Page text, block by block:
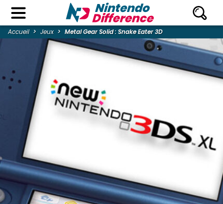
Accueil Jeux Metal Gear Solid : Snake Eater 3D